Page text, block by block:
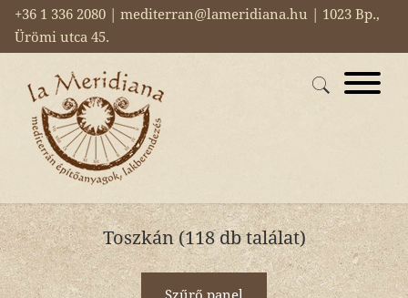
+36 1 336 2080 | mediterran@lameridiana.hu | 1023 Bp.,
Ürömi utca 45.
Toszkán (118 db találat)